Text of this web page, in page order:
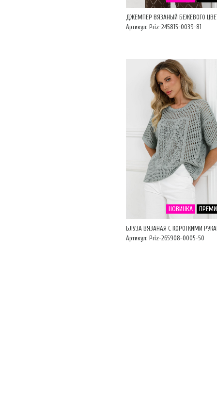
ДЖЕМПЕР ВЯЗАНЫЙ БЕЖЕВОГО
Артикул: Priz-245815-0039-81
НОВИНКА
БЛУЗА ВЯЗАНАЯ С КОРОТКИМИ
Артикул: Priz-265908-0005-50